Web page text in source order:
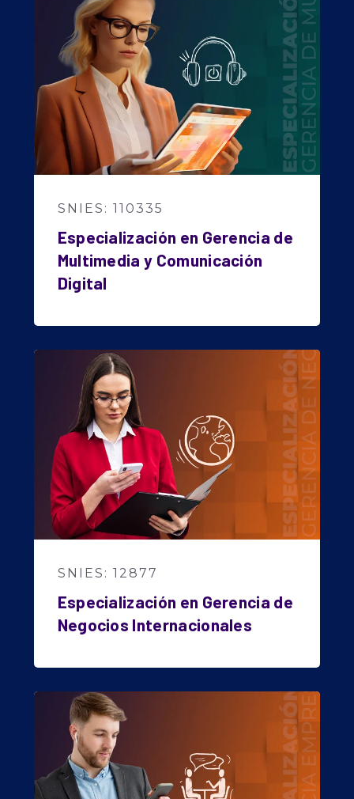
SNIES: 110335
Especialización en Gerencia de
Multimedia y Comunicación
Digital
SNIES: 12877
Especialización en Gerencia de
Negocios Internacionales